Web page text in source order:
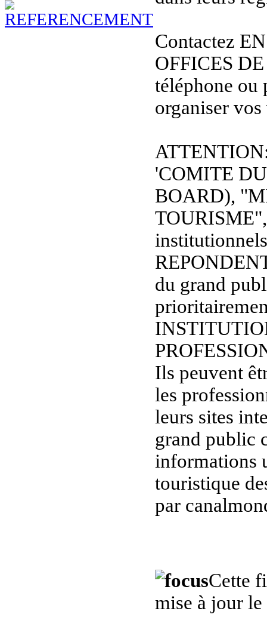
Contactez
OFFICES
téléphone ou
organiser
'COMITE
BOARD),
du grand
Ils peuvent
les
leurs sites
grand public
informations
touristique
par
Cette
mise à jour